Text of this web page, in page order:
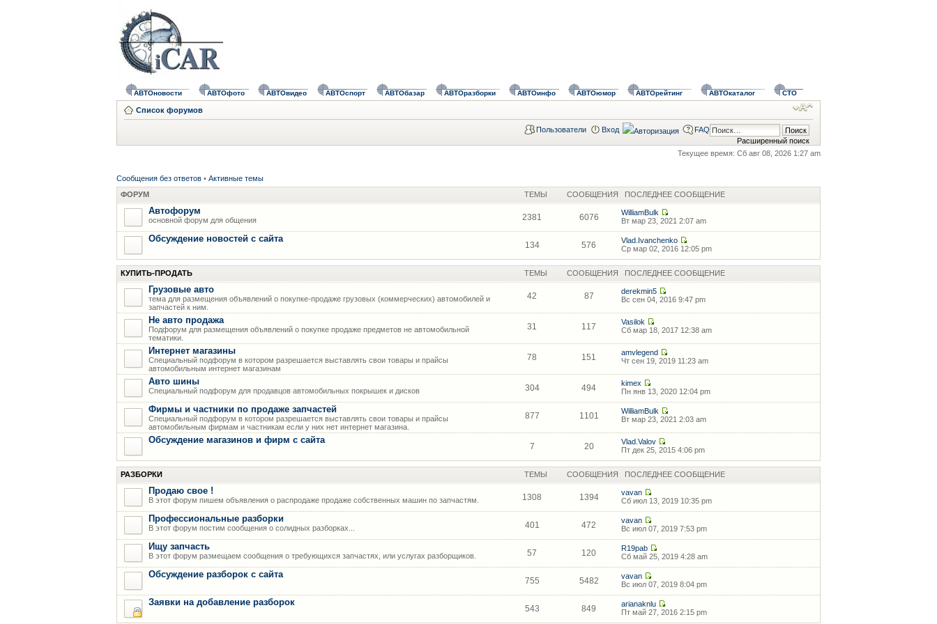
АВТОновости АВТОфото АВТОвидео АВТОспорт АВТОбазар АВТОразборки АВТОинфо АВТОюмор АВТОрейтинг АВТОкаталог СТО
Список форумов
Расширенный поиск
Пользователи Вход FAQ
Текущее время: Сб авг 08, 2026 1:27 am
Сообщения без ответов • Активные темы
ФОРУМ
ТЕМЫ СООБЩЕНИЯ ПОСЛЕДНЕЕ СООБЩЕНИЕ
Автофорум
основной форум для общения 2381 6076
WilliamBulk
Вт мар 23, 2021 2:07 am
Обсуждение новостей с сайта
134 576
Vlad.Ivanchenko
Ср мар 02, 2016 12:05 pm
КУПИТЬ-ПРОДАТЬ ТЕМЫ СООБЩЕНИЯ ПОСЛЕДНЕЕ СООБЩЕНИЕ
Грузовые авто
тема для размещения объявлений о покупке-продаже грузовых (коммерческих) автомобилей и
запчастей к ним.
42 87
derekmin5
Вс сен 04, 2016 9:47 pm
Не авто продажа
Подфорум для размещения объявлений о покупке продаже предметов не автомобильной
тематики.
31 117
Vasilok
Сб мар 18, 2017 12:38 am
Интернет магазины
Специальный подфорум в котором разрешается выставлять свои товары и прайсы
автомобильным интернет магазинам
78 151
amvlegend
Чт сен 19, 2019 11:23 am
Авто шины
Специальный подфорум для продавцов автомобильных покрышек и дисков 304 494
kimex
Пн янв 13, 2020 12:04 pm
Фирмы и частники по продаже запчастей
Специальный подфорум в котором разрешается выставлять свои товары и прайсы
автомобильным фирмам и частникам если у них нет интернет магазина.
877 1101
WilliamBulk
Вт мар 23, 2021 2:03 am
Обсуждение магазинов и фирм с сайта
7 20
Vlad.Valov
Пт дек 25, 2015 4:06 pm
РАЗБОРКИ ТЕМЫ СООБЩЕНИЯ ПОСЛЕДНЕЕ СООБЩЕНИЕ
Продаю свое !
В этот форум пишем объявления о распродаже продаже собственных машин по запчастям. 1308 1394
vavan
Сб июл 13, 2019 10:35 pm
Профессиональные разборки
В этот форум постим сообщения о солидных разборках... 401 472
vavan
Вс июл 07, 2019 7:53 pm
Ищу запчасть
В этот форум размещаем сообщения о требующихся запчастях, или услугах разборщиков. 57 120
R19pab
Сб май 25, 2019 4:28 am
Обсуждение разборок с сайта
755 5482
vavan
Вс июл 07, 2019 8:04 pm
Заявки на добавление разборок
543 849
arianaknlu
Пт май 27, 2016 2:15 pm